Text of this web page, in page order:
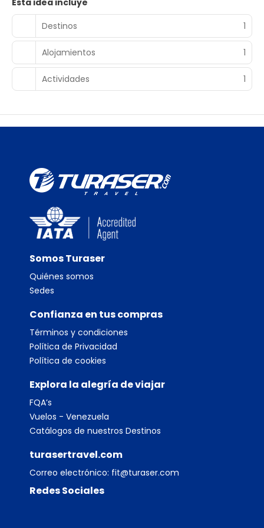
Esta idea incluye
Destinos
1
Alojamientos 1
Actividades 1
Somos Turaser
Quiénes somos
Sedes
Confianza en tus compras
Términos y condiciones
Política de Privacidad
Política de cookies
Explora la alegría de viajar
FQA’s
Vuelos - Venezuela
Catálogos de nuestros Destinos
turasertravel.com
Correo electrónico: fit@turaser.com
Redes Sociales